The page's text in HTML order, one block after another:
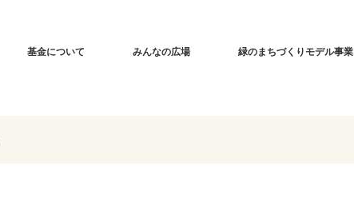
基金について みんなの広場 緑のまちづくりモデル事業